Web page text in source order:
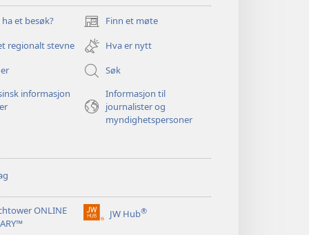
et besøk? Finn et møte
(åpner
nytt
vindu)
regionalt stevne
Hva er nytt
Søk
informasjon
Informasjon til
journalister og
myndighetspersoner
ONLINE
JW Hub®
(åpner